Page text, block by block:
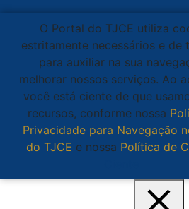
O Portal do TJCE utiliza
estritamente necessários e de
para auxiliar na sua
melhorar nossos serviços. Ao
você está ciente de que
recursos, conforme nossa
Privacidade para Navegação
do TJCE e nossa Política de